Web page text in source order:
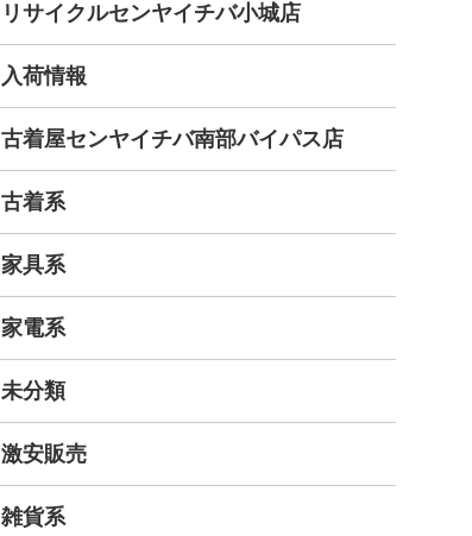
リサイクルセンヤイチバ小城店
入荷情報
古着屋センヤイチバ南部バイパス店
古着系
家具系
家電系
未分類
激安販売
雑貨系